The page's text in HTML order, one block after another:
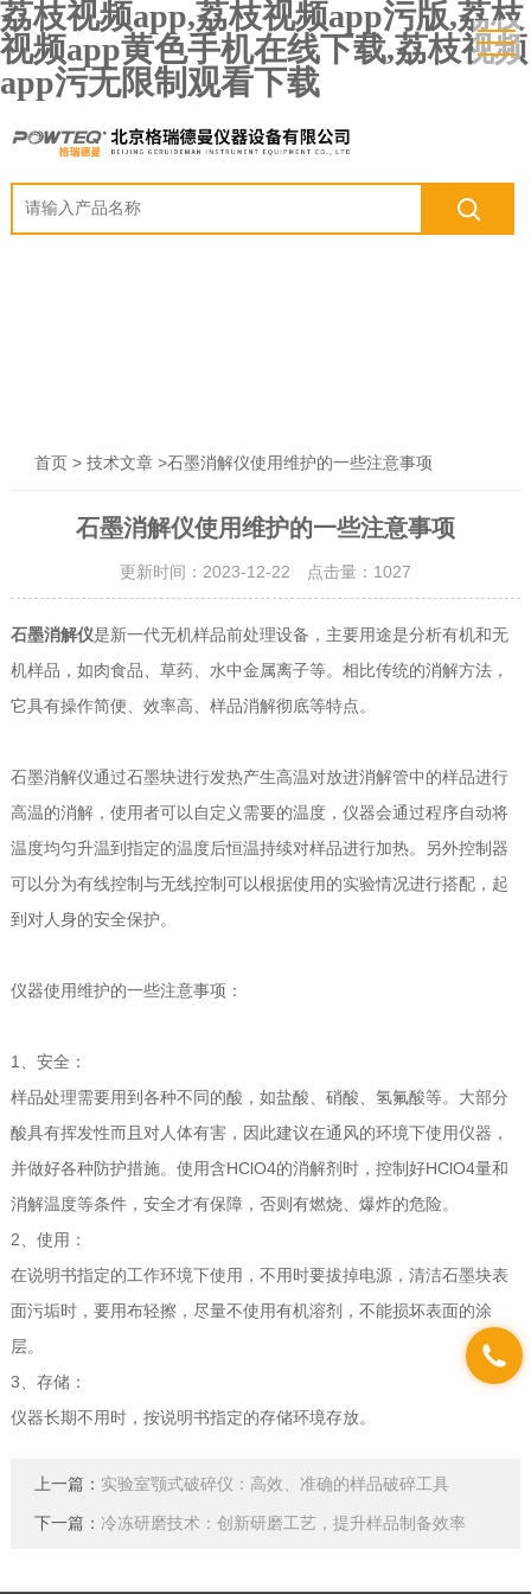
荔枝视频app,荔枝视频app污版,荔枝
视频app黄色手机在线下载,荔枝视频
app污无限制观看下载
首页> 技术文章>石墨消解仪使用维护的一些注意事项
石墨消解仪使用维护的一些注意事项
更新时间：2023-12-22 点击量： 1027
石墨消解仪是新一代无机样品前处理设备，主要用途是分析有机和无
机样品，如肉食品、草药、水中金属离子等。相比传统的消解方法，
它具有操作简便、效率高、样品消解彻底等特点。
石墨消解仪通过石墨块进行发热产生高温对放进消解管中的样品进行
高温的消解，使用者可以自定义需要的温度，仪器会通过程序自动将
温度均匀升温到指定的温度后恒温持续对样品进行加热。另外控制器
可以分为有线控制与无线控制可以根据使用的实验情况进行搭配，起
到对人身的安全保护。
仪器使用维护的一些注意事项：
1、安全：
样品处理需要用到各种不同的酸，如盐酸、硝酸、氢氟酸等。大部分
酸具有挥发性而且对人体有害，因此建议在通风的环境下使用仪器，
并做好各种防护措施。使用含HClO4的消解剂时，控制好HClO4量和
消解温度等条件，安全才有保障，否则有燃烧、爆炸的危险。
2、使用：
在说明书指定的工作环境下使用，不用时要拔掉电源，清洁石墨块表
面污垢时，要用布轻擦，尽量不使用有机溶剂，不能损坏表面的涂
层。
3、存储：
仪器长期不用时，按说明书指定的存储环境存放。
上一篇： 实验室颚式破碎仪：高效、准确的样品破碎工具
下一篇： 冷冻研磨技术：创新研磨工艺，提升样品制备效率